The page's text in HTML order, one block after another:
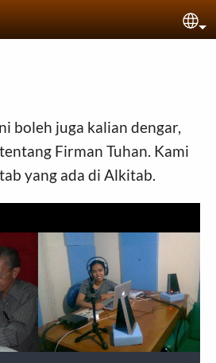
boleh juga kalian dengar,
Firman Tuhan. Kami
yang ada di Alkitab.